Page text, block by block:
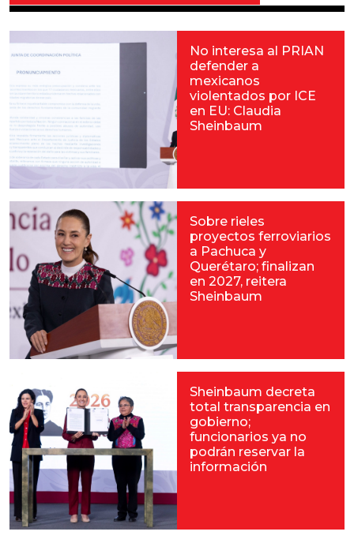
No interesa al PRIAN
defender a
mexicanos
violentados por ICE
en EU: Claudia
Sheinbaum
Sobre rieles
proyectos ferroviarios
a Pachuca y
Querétaro; finalizan
en 2027, reitera
Sheinbaum
Sheinbaum decreta
total transparencia en
gobierno;
funcionarios ya no
podrán reservar la
información